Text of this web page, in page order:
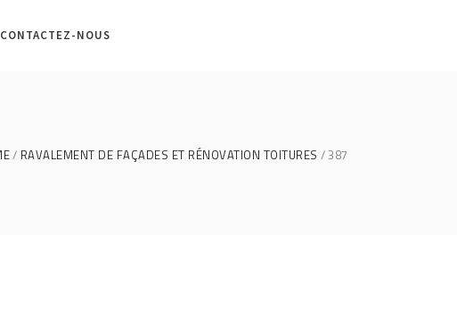
CONTACTEZ-NOUS
RAVALEMENT DE FAÇADES ET RÉNOVATION TOITURES 387